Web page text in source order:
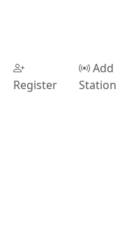
Register
Add
Station